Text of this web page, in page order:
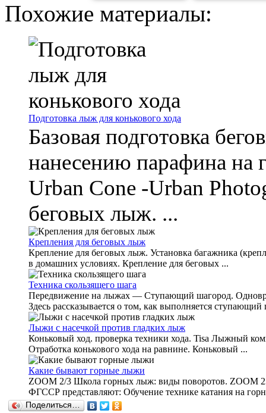
Похожие материалы:
Подготовка лыж для конькового хода
Базовая подготовка
нанесению парафина
Urban Cone -Urban
беговых лыж. ...
Крепления для беговых лыж
Крепление для беговых лыж. Установка багажника
в домашних условиях. Крепление для беговых ...
Техника скользящего шага
Передвижение на лыжах — Ступающий шагород.
Здесь рассказывается о том, как выполняется ступающий
Лыжи с насечкой против гладких лыж
Коньковый ход. проверка техники хода. Tisa Лыжный
Отработка конькового хода на равнине. Коньковый ...
Какие бывают горные лыжи
ZOOM 2/3 Школа горных лыж: виды поворотов.
ФГССР представляют: Обучение технике катания на
Поделиться…